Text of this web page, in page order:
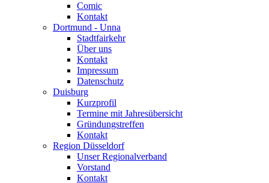
Comic
Kontakt
Dortmund - Unna
Stadtfairkehr
Über uns
Kontakt
Impressum
Datenschutz
Duisburg
Kurzprofil
Termine mit Jahresübersicht
Gründungstreffen
Kontakt
Region Düsseldorf
Unser Regionalverband
Vorstand
Kontakt